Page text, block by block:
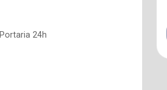
Portaria 24h